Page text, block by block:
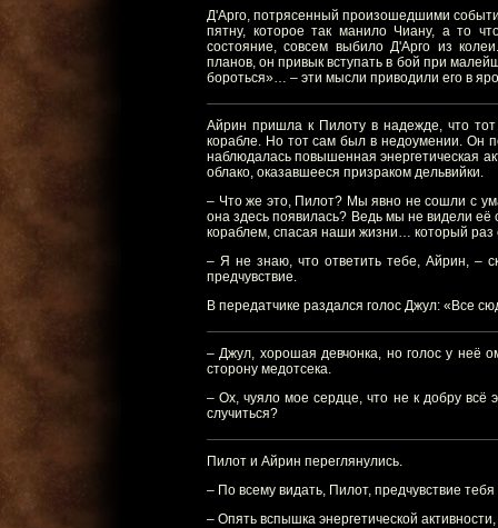
Д'Арго, потрясенный произошедшими
пятну, которое так манило Чиану, а то
состояние, совсем выбило Д'Арго из
планов, он привык вступать в бой при
бороться»… – эти мысли приводили его в
Айрин пришла к Пилоту в надежде, что
корабле. Но тот сам был в недоумении. Он
наблюдалась повышенная энергетическая
облако, оказавшееся призраком дельвийки.
– Что же это, Пилот? Мы явно не сошли с
она здесь появилась? Ведь мы не видели её
кораблем, спасая наши жизни… который раз
– Я не знаю, что ответить тебе, Айрин, –
предчувствие.
В передатчике раздался голос Джул: «Все
– Джул, хорошая девчонка, но голос у неё
сторону медотсека.
– Ох, чуяло мое сердце, что не к добру
случиться?
Пилот и Айрин переглянулись.
– По всему видать, Пилот, предчувствие
– Опять вспышка энергетической